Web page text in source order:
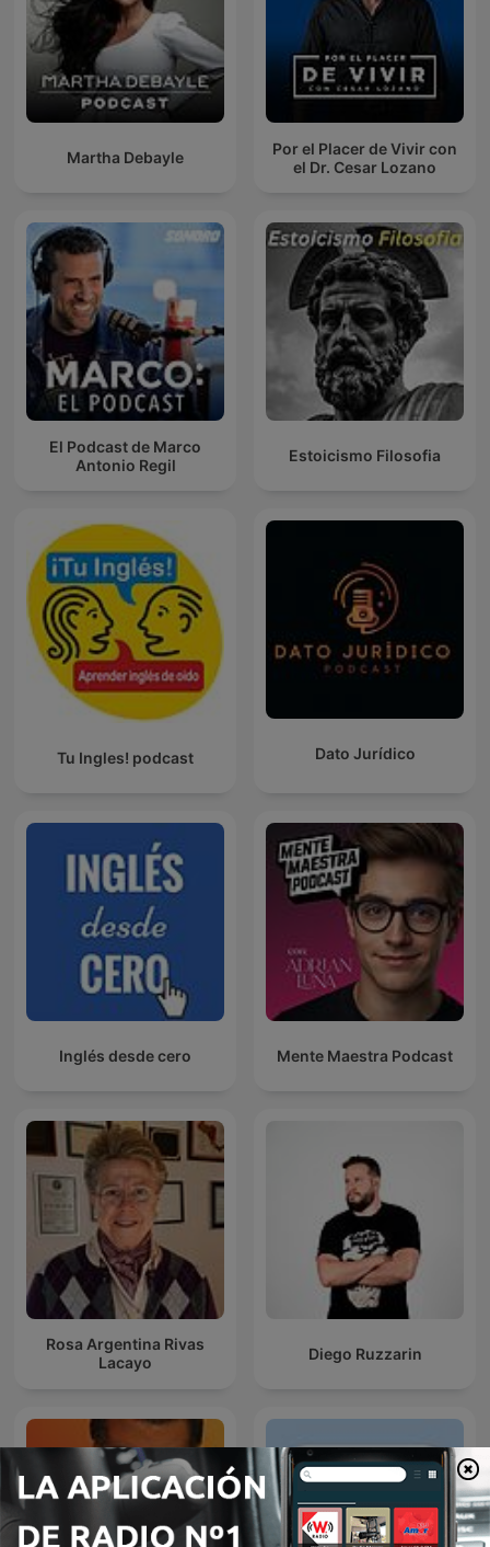
Martha Debayle
Por el Placer de Vivir con
el Dr. Cesar Lozano
El Podcast de Marco
Antonio Regil
Estoicismo Filosofia
Tu Ingles! podcast Dato Jurídico
Inglés desde cero Mente Maestra Podcast
Rosa Argentina Rivas
Lacayo
Diego Ruzzarin